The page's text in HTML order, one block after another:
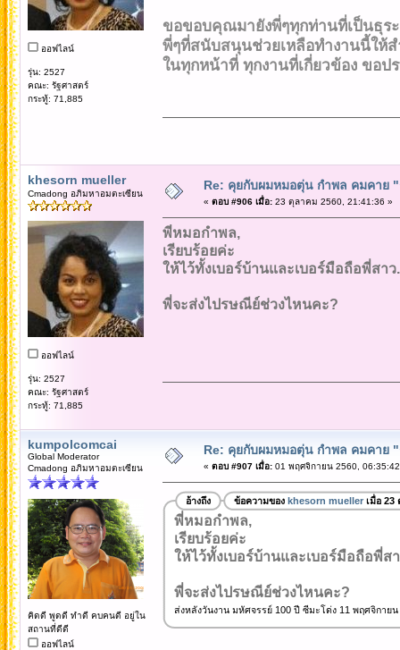
ออฟไลน์
รุ่น: 2527
คณะ: รัฐศาสตร์
กระทู้: 71,885
ขอขอบคุณมายังพี่ๆทุกท่านที่เป็นธุร
พี่ๆที่สนับสนุนช่วยเหลือทำงานนี้ให้ส
ในทุกหน้าที่ ทุกงานที่เกี่ยวข้อง ขอป
khesorn mueller
Cmadong อภิมหาอมตะเซียน
ออฟไลน์
รุ่น: 2527
คณะ: รัฐศาสตร์
กระทู้: 71,885
Re: คุยกับผมหมอตุ่น กำพล คมคาย
« ตอบ #906 เมื่อ:23 ตุลาคม 2560, 21:41:36 »
พี่หมอกำพล,
เรียบร้อยค่ะ
ให้ไว้ทั้งเบอร์บ้านและเบอร์มือถือพี่สาว.
พี่จะส่งไปรษณีย์ช่วงไหนคะ?
kumpolcomcai
Global Moderator
Cmadong อภิมหาอมตะเซียน
คิดดี พูดดี ทำดี คบคนดี อยู่ใน
สถานที่ดีดี
ออฟไลน์
Re: คุยกับผมหมอตุ่น กำพล คมคาย
« ตอบ #907 เมื่อ:01 พฤศจิกายน 2560,
อ้างถึง ข้อความของ khesorn muellerเมื่อ 23
พี่หมอกำพล,
เรียบร้อยค่ะ
ให้ไว้ทั้งเบอร์บ้านและเบอร์มือถือพี่ส
พี่จะส่งไปรษณีย์ช่วงไหนคะ?
ส่งหลังวันงาน มหัศจรรย์ 100 ปี ซีมะโด่ง 11 พฤศจิกาย